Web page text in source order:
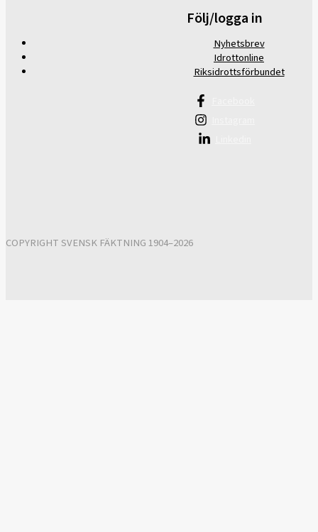
Följ/logga in
Nyhetsbrev
Idrottonline
Riksidrottsförbundet
COPYRIGHT SVENSK FÄKTNING 1904–2026